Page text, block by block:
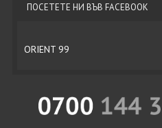
ПОСЕТЕТЕ НИ ВЪВ FACEBOOK
ORIENT 99